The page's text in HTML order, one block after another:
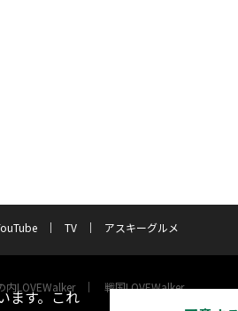
TV アスキーグルメ
内LOVEWalker 戦国LOVEWalker
ます。これ